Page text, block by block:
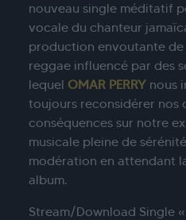
nouveau single méditatif
vocale du chanteur
production envoutante de
reggae influencé par des
lequel OMAR PERRYnous
toujours reconsidérer nos
conséquences sur notre
musicale pleine de
modération en attendant
album.
Stream/Download Single